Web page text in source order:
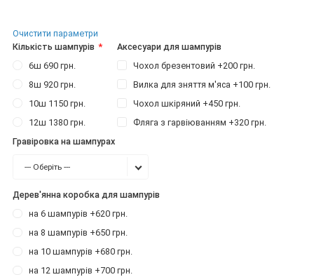
Очистити параметри
Кількість шампурів
6ш 690 грн.
8ш 920 грн.
10ш 1150 грн.
12ш 1380 грн.
Аксесуари для шампурів
Чохол брезентовий +200 грн.
Вилка для зняття м'яса +100 грн.
Чохол шкіряний +450 грн.
Фляга з гарвіюванням +320 грн.
Гравіровка на шампурах
--- Оберіть ---
Дерев'янна коробка для шампурів
на 6 шампурів +620 грн.
на 8 шампурів +650 грн.
на 10 шампурів +680 грн.
на 12 шампурів +700 грн.